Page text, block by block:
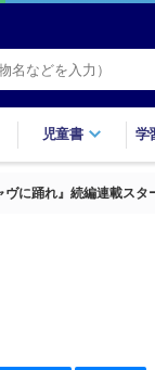
児童書 学
に踊れ』続編連載ス